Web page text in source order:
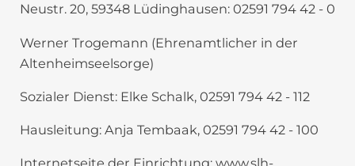
Neustr. 20, 59348 Lüdinghausen: 02591 794 42 - 0
Werner Trogemann (Ehrenamtlicher in der
Altenheimseelsorge)
Sozialer Dienst: Elke Schalk, 02591 794 42 - 112
Hausleitung: Anja Tembaak, 02591 794 42 - 100